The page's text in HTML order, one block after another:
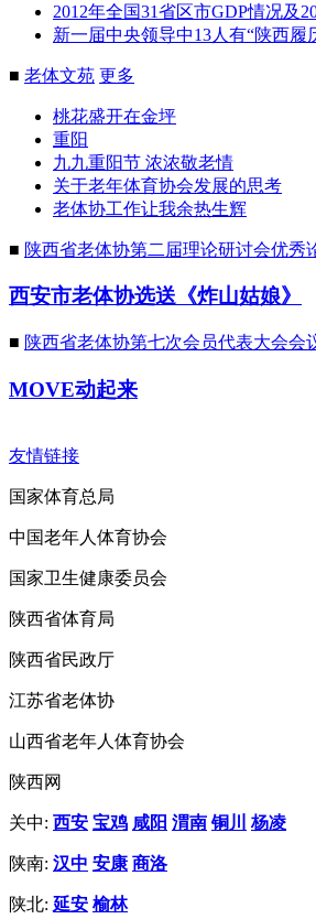
2012年全国31省区市GDP情况及
新一届中央领导中13人有“陕西履
■ 老体文苑 更多
桃花盛开在金坪
重阳
九九重阳节 浓浓敬老情
关于老年体育协会发展的思考
老体协工作让我余热生辉
■ 陕西省老体协第二届理论研讨会优秀
西安市老体协选送《炸山姑娘》
■ 陕西省老体协第七次会员代表大会会
MOVE动起来
友情链接
国家体育总局
中国老年人体育协会
国家卫生健康委员会
陕西省体育局
陕西省民政厅
江苏省老体协
山西省老年人体育协会
陕西网
关中: 西安 宝鸡 咸阳 渭南 铜川 杨凌
陕南: 汉中 安康 商洛
陕北: 延安 榆林